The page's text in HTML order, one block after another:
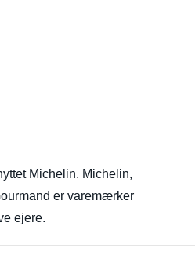
Michelin. Michelin,
er varemærker
ejere.